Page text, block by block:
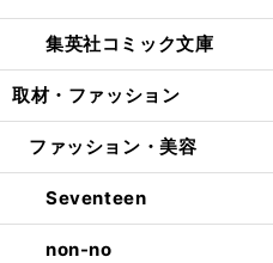
集英社コミック文庫
取材・ファッション
ファッション・美容
Seventeen
non-no